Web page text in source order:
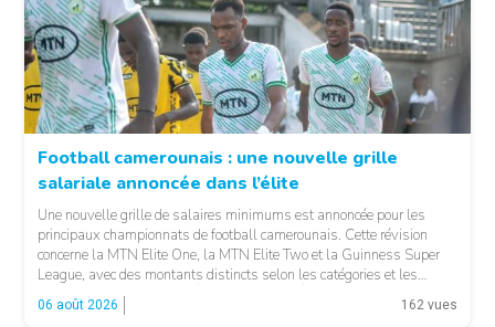
Football camerounais : une nouvelle grille
salariale annoncée dans l’élite
Une nouvelle grille de salaires minimums est annoncée pour les
principaux championnats de football camerounais. Cette révision
concerne la MTN Elite One, la MTN Elite Two et la Guinness Super
League, avec des montants distincts selon les catégories et les
fonctions. LA SUITE APRÈS LA PUBLICITÉ Selon les informations
relayées par Allez Les Lions, […]
06 août 2026 162 vues